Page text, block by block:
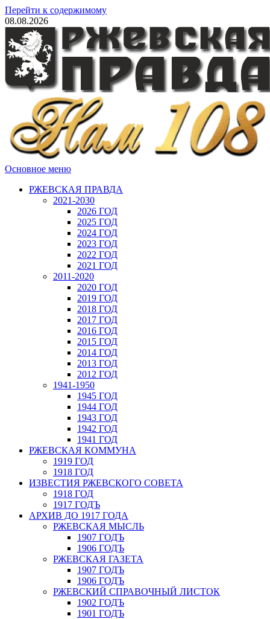
Перейти к содержимому
08.08.2026
Основное меню
РЖЕВСКАЯ ПРАВДА
2021-2030
2026 ГОД
2025 ГОД
2024 ГОД
2023 ГОД
2022 ГОД
2021 ГОД
2011-2020
2020 ГОД
2019 ГОД
2018 ГОД
2017 ГОД
2016 ГОД
2015 ГОД
2014 ГОД
2013 ГОД
2012 ГОД
1941-1950
1945 ГОД
1944 ГОД
1943 ГОД
1942 ГОД
1941 ГОД
РЖЕВСКАЯ КОММУНА
1919 ГОД
1918 ГОД
ИЗВЕСТИЯ РЖЕВСКОГО СОВЕТА
1918 ГОД
1917 ГОДЪ
АРХИВ ДО 1917 ГОДА
РЖЕВСКАЯ МЫСЛЬ
1907 ГОДЪ
1906 ГОДЪ
РЖЕВСКАЯ ГАЗЕТА
1907 ГОДЪ
1906 ГОДЪ
РЖЕВСКИЙ СПРАВОЧНЫЙ ЛИСТОК
1902 ГОДЪ
1901 ГОДЪ